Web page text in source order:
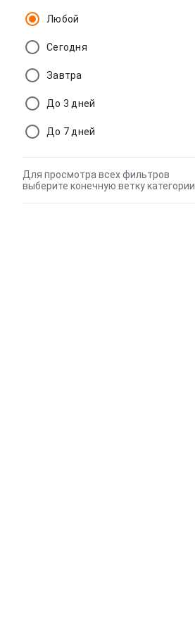
Любой
Сегодня
Завтра
До 3 дней
До 7 дней
Для просмотра всех фильтров
выберите конечную ветку категории